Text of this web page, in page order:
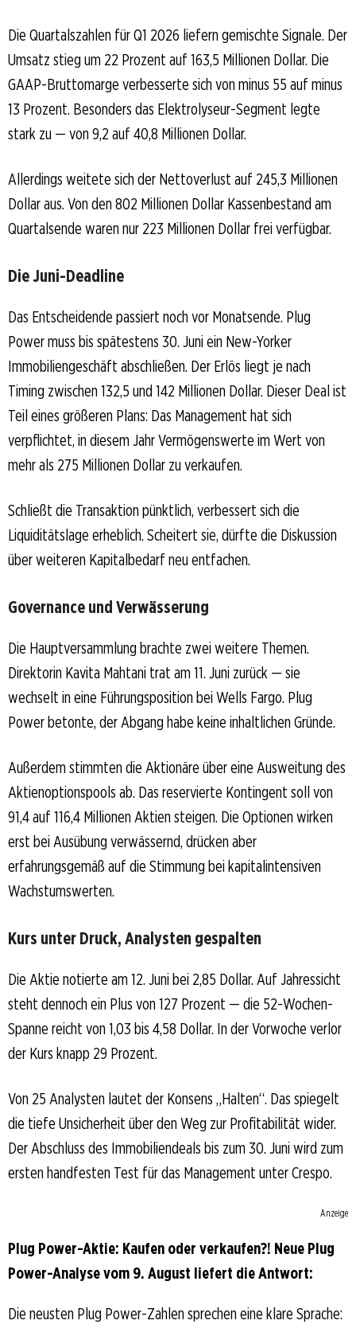
Die Quartalszahlen für Q1 2026 liefern gemischte Signale. Der
Umsatz stieg um 22 Prozent auf 163,5 Millionen Dollar. Die
GAAP-Bruttomarge verbesserte sich von minus 55 auf minus
13 Prozent. Besonders das Elektrolyseur-Segment legte
stark zu — von 9,2 auf 40,8 Millionen Dollar.
Allerdings weitete sich der Nettoverlust auf 245,3 Millionen
Dollar aus. Von den 802 Millionen Dollar Kassenbestand am
Quartalsende waren nur 223 Millionen Dollar frei verfügbar.
Die Juni-Deadline
Das Entscheidende passiert noch vor Monatsende. Plug
Power muss bis spätestens 30. Juni ein New-Yorker
Immobiliengeschäft abschließen. Der Erlös liegt je nach
Timing zwischen 132,5 und 142 Millionen Dollar. Dieser Deal ist
Teil eines größeren Plans: Das Management hat sich
verpflichtet, in diesem Jahr Vermögenswerte im Wert von
mehr als 275 Millionen Dollar zu verkaufen.
Schließt die Transaktion pünktlich, verbessert sich die
Liquiditätslage erheblich. Scheitert sie, dürfte die Diskussion
über weiteren Kapitalbedarf neu entfachen.
Governance und Verwässerung
Die Hauptversammlung brachte zwei weitere Themen.
Direktorin Kavita Mahtani trat am 11. Juni zurück — sie
wechselt in eine Führungsposition bei Wells Fargo. Plug
Power betonte, der Abgang habe keine inhaltlichen Gründe.
Außerdem stimmten die Aktionäre über eine Ausweitung des
Aktienoptionspools ab. Das reservierte Kontingent soll von
91,4 auf 116,4 Millionen Aktien steigen. Die Optionen wirken
erst bei Ausübung verwässernd, drücken aber
erfahrungsgemäß auf die Stimmung bei kapitalintensiven
Wachstumswerten.
Kurs unter Druck, Analysten gespalten
Die Aktie notierte am 12. Juni bei 2,85 Dollar. Auf Jahressicht
steht dennoch ein Plus von 127 Prozent — die 52-Wochen-
Spanne reicht von 1,03 bis 4,58 Dollar. In der Vorwoche verlor
der Kurs knapp 29 Prozent.
Von 25 Analysten lautet der Konsens „Halten“. Das spiegelt
die tiefe Unsicherheit über den Weg zur Profitabilität wider.
Der Abschluss des Immobiliendeals bis zum 30. Juni wird zum
ersten handfesten Test für das Management unter Crespo.
Anzeige
Plug Power-Aktie: Kaufen oder verkaufen?! Neue Plug
Power-Analyse vom 9. August liefert die Antwort:
Die neusten Plug Power-Zahlen sprechen eine klare Sprache: